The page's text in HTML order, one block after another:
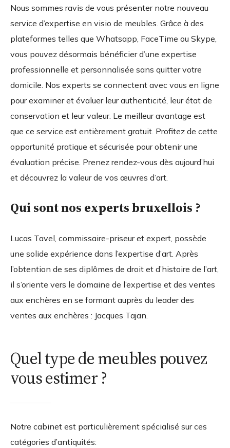
Nous sommes ravis de vous présenter notre nouveau
service d’expertise en visio de meubles. Grâce à des
plateformes telles que Whatsapp, FaceTime ou Skype,
vous pouvez désormais bénéficier d’une expertise
professionnelle et personnalisée sans quitter votre
domicile. Nos experts se connectent avec vous en ligne
pour examiner et évaluer leur authenticité, leur état de
conservation et leur valeur. Le meilleur avantage est
que ce service est entièrement gratuit. Profitez de cette
opportunité pratique et sécurisée pour obtenir une
évaluation précise. Prenez rendez-vous dès aujourd’hui
et découvrez la valeur de vos œuvres d’art.
Qui sont nos experts bruxellois ?
Lucas Tavel, commissaire-priseur et expert, possède
une solide expérience dans l’expertise d’art. Après
l’obtention de ses diplômes de droit et d’histoire de l’art,
il s’oriente vers le domaine de l’expertise et des ventes
aux enchères en se formant auprès du leader des
ventes aux enchères : Jacques Tajan.
Quel type de meubles pouvez
vous estimer ?
Notre cabinet est particulièrement spécialisé sur ces
catégories d’antiquités: